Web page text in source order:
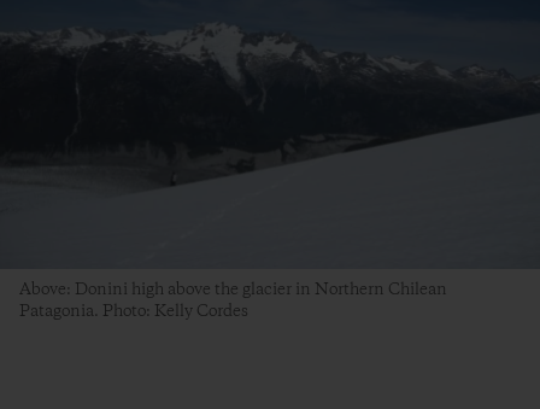
Above: Donini high above the glacier in Northern Chilean
Patagonia. Photo: Kelly Cordes